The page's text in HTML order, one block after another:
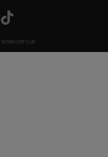
WONDERFOUR